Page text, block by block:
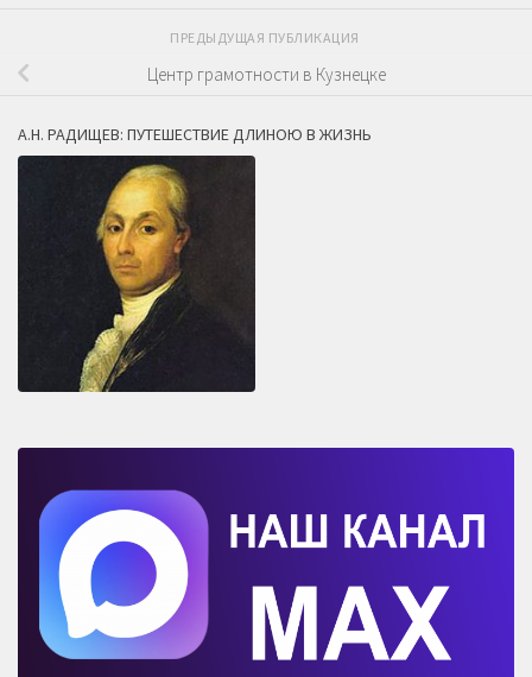
ПРЕДЫДУЩАЯ ПУБЛИКАЦИЯ
Центр грамотности в Кузнецке
А.Н. РАДИЩЕВ: ПУТЕШЕСТВИЕ ДЛИНОЮ В ЖИЗНЬ